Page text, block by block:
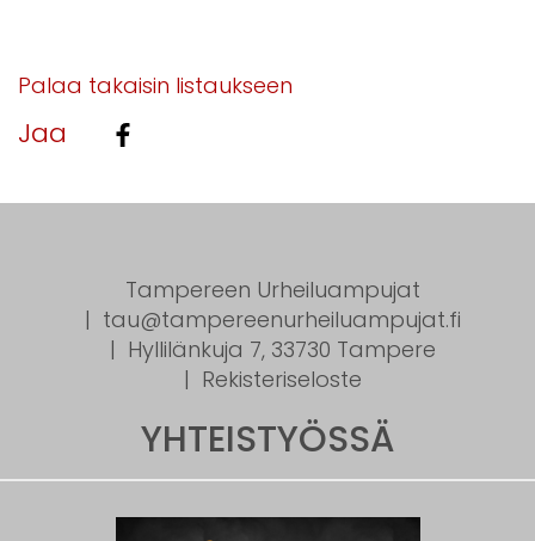
Palaa takaisin listaukseen
Jaa
Tampereen Urheiluampujat
tau@tampereenurheiluampujat.fi
Hyllilänkuja 7, 33730 Tampere
Rekisteriseloste
YHTEISTYÖSSÄ